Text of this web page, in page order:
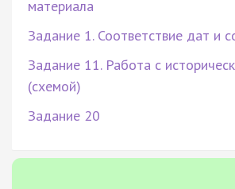
материала
Задание 1. Соответствие дат и
Задание 11. Работа с
(схемой)
Задание 20